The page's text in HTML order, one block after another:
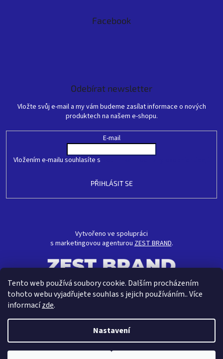
Tento web používá soubory cookie. Dalším procházením
tohoto webu vyjadřujete souhlas s jejich používáním.. Více
informacízde.
Nastavení
Facebook
Odebírat newsletter
Vložte svůj e-mail a my vám budeme zasílat informace o nových
produktech na našem e-shopu.
E-mail
Vložením e-mailu souhlasíte s
PŘIHLÁSIT SE
Vytvořeno ve spolupráci
s marketingovou agenturou ZEST BRAND.
Vytvořil Shoptet